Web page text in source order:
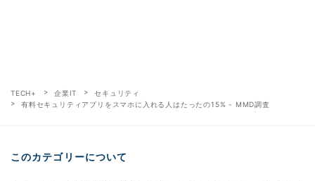
TECH+ 企業IT
セキュリティ
有料セキュリティアプリをスマホに入れる人はたったの15% - MMD調査
このカテゴリーについて